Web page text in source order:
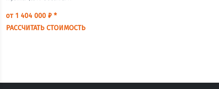
от 1 404 000 ₽ *
РАССЧИТАТЬ СТОИМОСТЬ